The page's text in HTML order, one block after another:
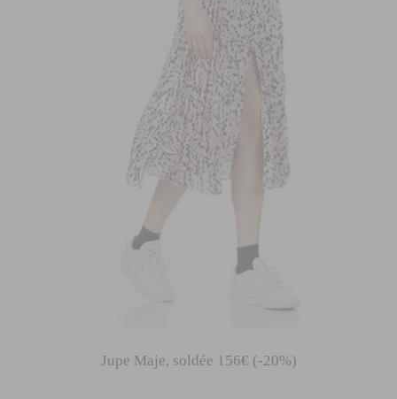
Jupe Maje, soldée 156€ (-20%)